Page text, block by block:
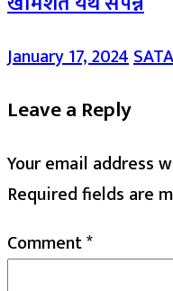
January 17, 2024
Leave a Reply
Your email address
Required fields are
Comment*